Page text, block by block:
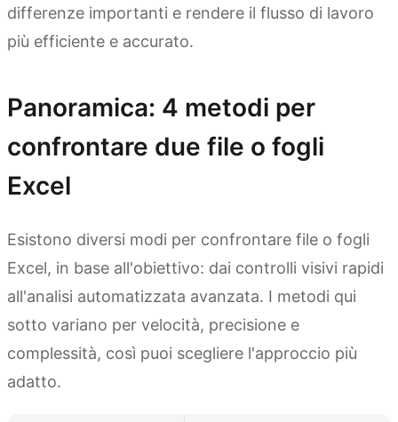
differenze importanti e rendere il flusso di lavoro
più efficiente e accurato.
Panoramica: 4 metodi per
confrontare due file o fogli
Excel
Esistono diversi modi per confrontare file o fogli
Excel, in base all'obiettivo: dai controlli visivi rapidi
all'analisi automatizzata avanzata. I metodi qui
sotto variano per velocità, precisione e
complessità, così puoi scegliere l'approccio più
adatto.